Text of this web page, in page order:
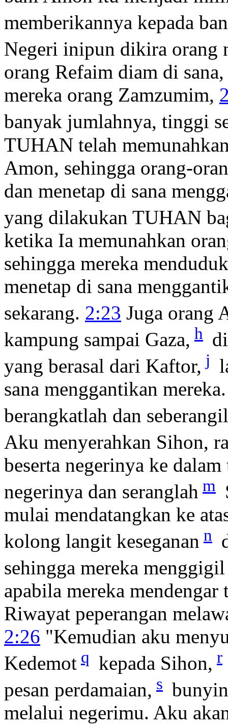
memberikannya kepada
Negeri inipun dikira orang
orang Refaim diam di
mereka orang Zamzumim,
banyak jumlahnya, tinggi
TUHAN telah
Amon, sehingga orang-
dan menetap di sana
yang dilakukan TUHAN
ketika Ia memunahkan
sehingga mereka
menetap di sana
sekarang. 2:23 Juga orang
kampung sampai Gaza, h
yang berasal dari Kaftor, j
sana menggantikan
berangkatlah dan
Aku menyerahkan Sihon,
beserta negerinya ke
negerinya dan seranglah m
mulai mendatangkan ke
kolong langit keseganan n
sehingga mereka menggigil
apabila mereka
Riwayat peperangan
2:26 "Kemudian aku
Kedemot q kepada Sihon, r
pesan perdamaian, s
melalui negerimu. Aku